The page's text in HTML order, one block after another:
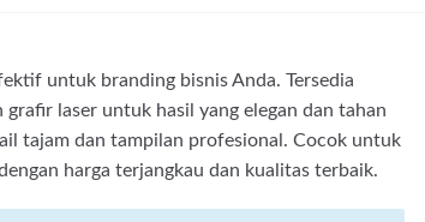
untuk branding bisnis Anda. Tersedia
laser untuk hasil yang elegan dan tahan
tajam dan tampilan profesional. Cocok untuk
harga terjangkau dan kualitas terbaik.